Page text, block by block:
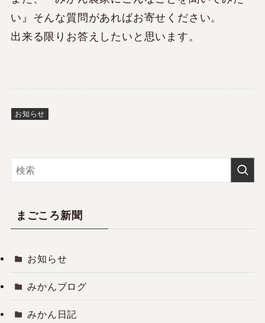
い』そんな質問があればお寄せください。
出来る限りお答えしたいと思います。
お知らせ
まごころ新聞
お知らせ
みかんブログ
みかん日記